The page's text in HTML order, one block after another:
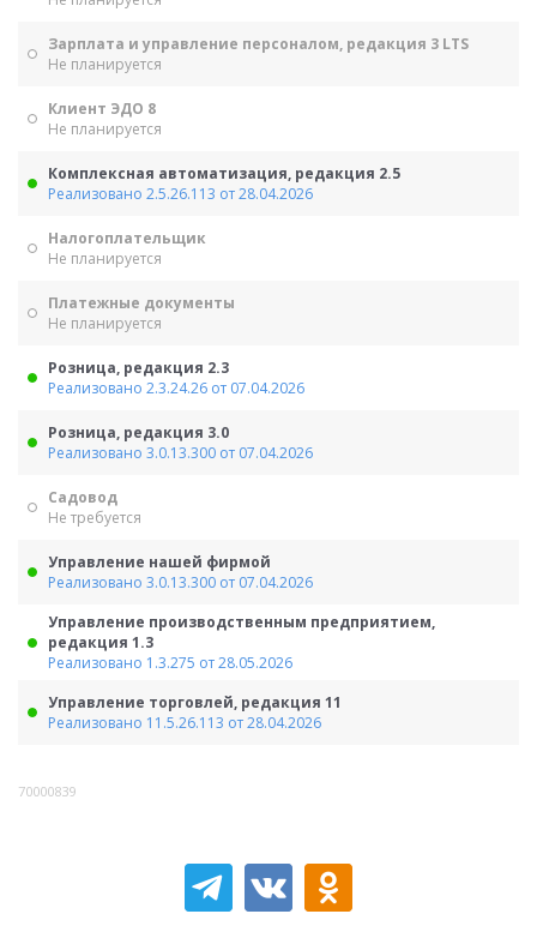
Зарплата и управление персоналом, редакция 3 LTS
Не планируется
Клиент ЭДО 8
Не планируется
Комплексная автоматизация, редакция 2.5
Реализовано 2.5.26.113 от 28.04.2026
Налогоплательщик
Не планируется
Платежные документы
Не планируется
Розница, редакция 2.3
Реализовано 2.3.24.26 от 07.04.2026
Розница, редакция 3.0
Реализовано 3.0.13.300 от 07.04.2026
Садовод
Не требуется
Управление нашей фирмой
Реализовано 3.0.13.300 от 07.04.2026
Управление производственным предприятием,
редакция 1.3
Реализовано 1.3.275 от 28.05.2026
Управление торговлей, редакция 11
Реализовано 11.5.26.113 от 28.04.2026
70000839